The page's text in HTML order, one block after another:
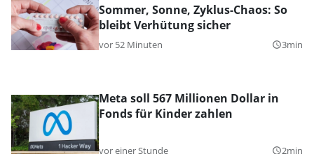
Sommer, Sonne, Zyklus-Chaos: So
bleibt Verhütung sicher
vor 52 Minuten query_builder3min
Meta soll 567 Millionen Dollar in
Fonds für Kinder zahlen
vor einer Stunde query_builder2min